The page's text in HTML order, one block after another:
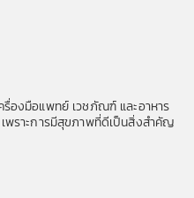
องมือแพทย์ เวชภัณฑ์ และอาหาร
ราะการมีสุขภาพที่ดีเป็นสิ่งสำคัญ